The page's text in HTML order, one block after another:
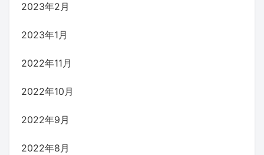
2023年2月
2023年1月
2022年11月
2022年10月
2022年9月
2022年8月